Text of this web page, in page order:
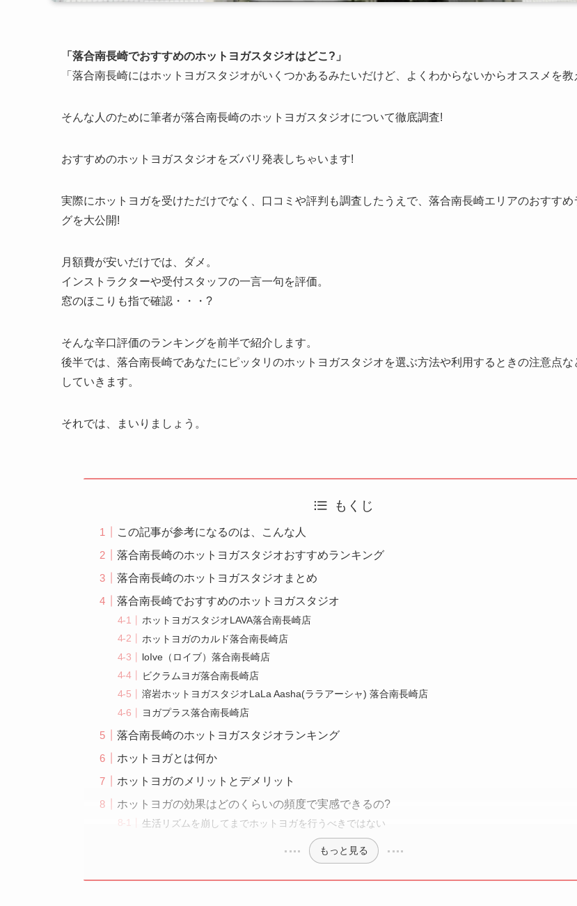
「落合南長崎でおすすめのホットヨガスタジオはどこ?」
「落合南長崎にはホットヨガスタジオがいくつかあるみたいだけど、よくわからないからオススメを教
そんな人のために筆者が落合南長崎のホットヨガスタジオについて徹底調査!
おすすめのホットヨガスタジオをズバリ発表しちゃいます!
実際にホットヨガを受けただけでなく、口コミや評判も調査したうえで、落合南長崎エリアのおすすめ
グを大公開!
月額費が安いだけでは、ダメ。
インストラクターや受付スタッフの一言一句を評価。
窓のほこりも指で確認・・・?
そんな辛口評価のランキングを前半で紹介します。
後半では、落合南長崎であなたにピッタリのホットヨガスタジオを選ぶ方法や利用するときの注意点な
していきます。
それでは、まいりましょう。
もくじ
この記事が参考になるのは、こんな人
落合南長崎のホットヨガスタジオおすすめランキング
落合南長崎のホットヨガスタジオまとめ
落合南長崎でおすすめのホットヨガスタジオ
ホットヨガスタジオLAVA落合南長崎店
ホットヨガのカルド落合南長崎店
loIve（ロイブ）落合南長崎店
ビクラムヨガ落合南長崎店
溶岩ホットヨガスタジオLaLa Aasha(ララアーシャ) 落合南長崎店
ヨガプラス落合南長崎店
落合南長崎のホットヨガスタジオランキング
ホットヨガとは何か
ホットヨガのメリットとデメリット
ホットヨガの効果はどのくらいの頻度で実感できるの?
生活リズムを崩してまでホットヨガを行うべきではない
もっと見る